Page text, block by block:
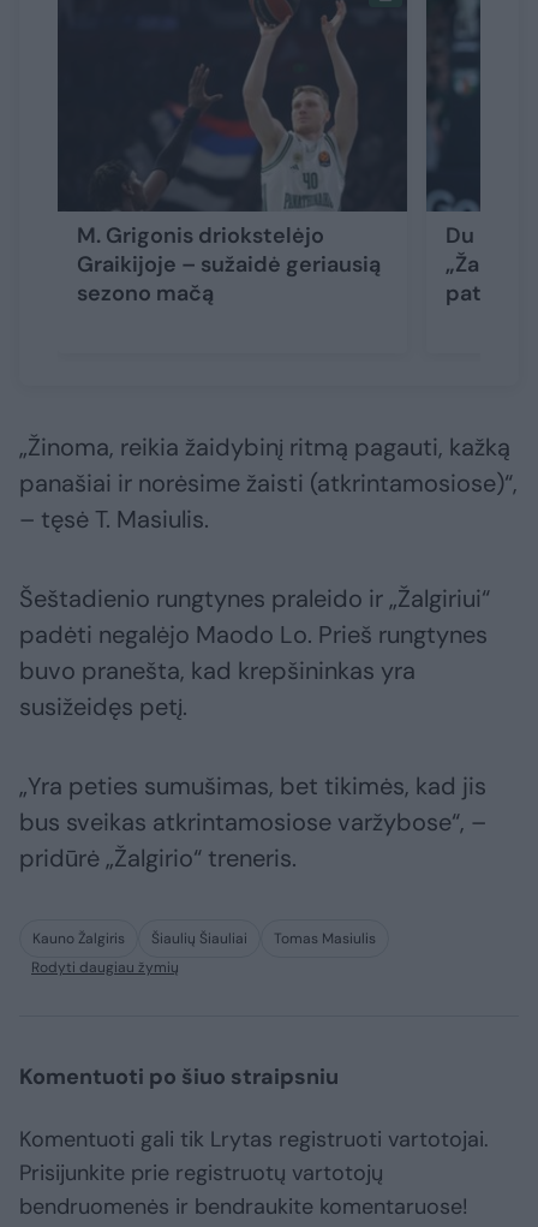
M. Grigonis driokstelėjo
Graikijoje – sužaidė geriausią
sezono mačą
Du
patiesė
„Žinoma, reikia žaidybinį ritmą pagauti, kažką
panašiai ir norėsime žaisti (atkrintamosiose)“,
– tęsė T. Masiulis.
Šeštadienio rungtynes praleido ir „Žalgiriui“
padėti negalėjo Maodo Lo. Prieš rungtynes
buvo pranešta, kad krepšininkas yra
susižeidęs petį.
„Yra peties sumušimas, bet tikimės, kad jis
bus sveikas atkrintamosiose varžybose“, –
pridūrė „Žalgirio“ treneris.
Kauno Žalgiris Šiaulių Šiauliai
Tomas Masiulis
Rodyti daugiau žymių
Komentuoti po šiuo straipsniu
Komentuoti gali tik Lrytas registruoti vartotojai.
Prisijunkite prie registruotų vartotojų
bendruomenės ir bendraukite komentaruose!